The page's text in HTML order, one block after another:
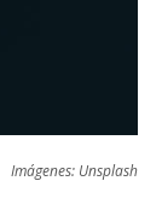
Imágenes: Unsplash